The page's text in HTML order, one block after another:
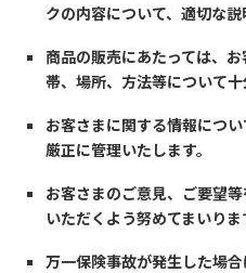
クの内容について、適切な説
商品の販売にあたっては、
帯、場所、方法等について十
お客さまに関する情報につ
厳正に管理いたします。
お客さまのご意見、ご要望
いただくよう努めてまいりま
万一保険事故が発生した場